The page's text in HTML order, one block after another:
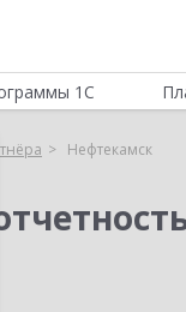
1С
Нефтекамск